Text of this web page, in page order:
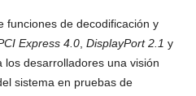
funciones de decodificación y
Express 4.0 DisplayPort 2.1 y
los desarrolladores una visión
sistema en pruebas de